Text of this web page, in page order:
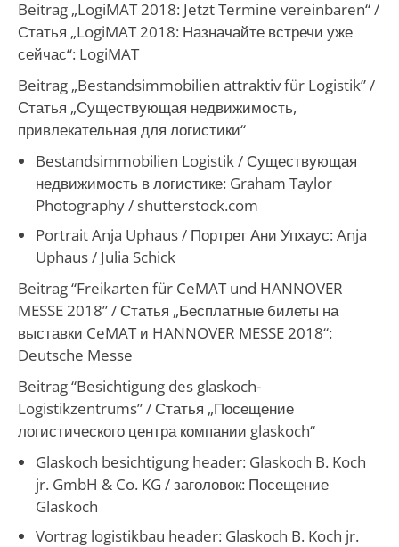
Beitrag „LogiMAT 2018: Jetzt Termine vereinbaren“ /
Статья „LogiMAT 2018: Назначайте встречи уже
сейчас“: LogiMAT
Beitrag „Bestandsimmobilien attraktiv für Logistik” /
Статья „Существующая недвижимость,
привлекательная для логистики“
Bestandsimmobilien Logistik / Существующая
недвижимость в логистике: Graham Taylor
Photography / shutterstock.com
Portrait Anja Uphaus / Портрет Ани Упхаус: Anja
Uphaus / Julia Schick
Beitrag “Freikarten für CeMAT und HANNOVER
MESSE 2018” / Статья „Бесплатные билеты на
выставки CeMAT и HANNOVER MESSE 2018“:
Deutsche Messe
Beitrag “Besichtigung des glaskoch-
Logistikzentrums” / Статья „Посещение
логистического центра компании glaskoch“
Glaskoch besichtigung header: Glaskoch B. Koch
jr. GmbH & Co. KG /заголовок: Посещение
Glaskoch
Vortrag logistikbau header: Glaskoch B. Koch jr.